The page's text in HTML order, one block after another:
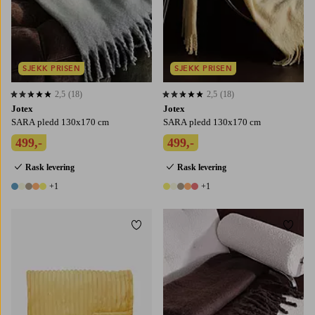
Jotex
SARA pledd 130x170 cm
499,-
Rask levering
6 farger
+1
2,5 basert på 18 karaktergivninger
2,5 (18)
SJEKK PRISEN
Jotex
SARA pledd 130x170 cm
499,-
Rask levering
6 farger
+1
2,5 basert på 18 karaktergivninger
2,5 (18)
SJEKK PRISEN
Legg til favoritter